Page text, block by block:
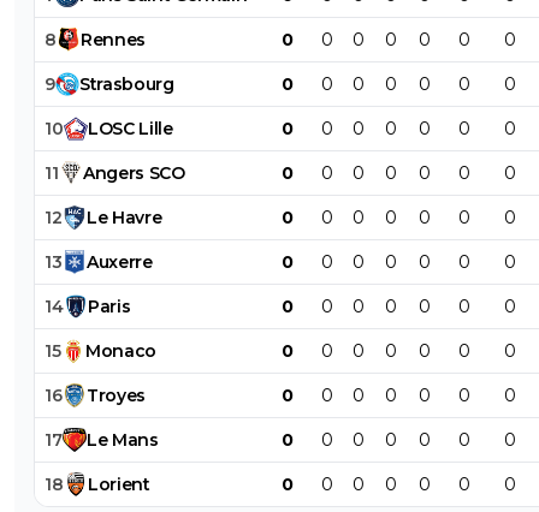
8 Rennes 0 0 0 0 0 0 0
9 Strasbourg 0 0 0 0 0 0 0
10 LOSC Lille 0 0 0 0 0 0 0
11 Angers SCO 0 0 0 0 0 0 0
12 Le Havre 0 0 0 0 0 0 0
13 Auxerre 0 0 0 0 0 0 0
14 Paris 0 0 0 0 0 0 0
15 Monaco 0 0 0 0 0 0 0
16 Troyes 0 0 0 0 0 0 0
17 Le Mans 0 0 0 0 0 0 0
18 Lorient 0 0 0 0 0 0 0